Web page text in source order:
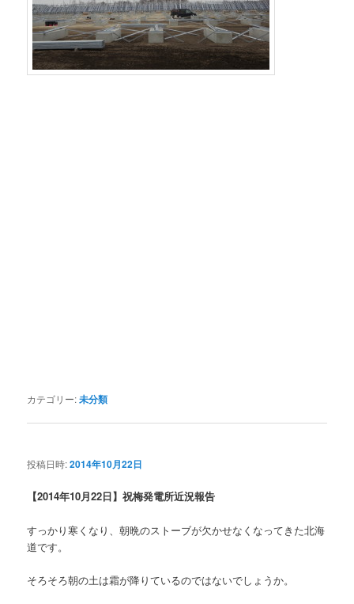
カテゴリー:未分類
投稿日時:2014年10月22日
【2014年10月22日】祝梅発電所近況報告
すっかり寒くなり、朝晩のストーブが欠かせなくなってきた北海
道です。
そろそろ朝の土は霜が降りているのではないでしょうか。